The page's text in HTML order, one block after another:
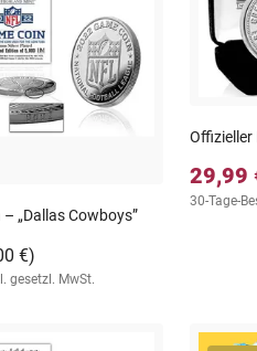
„Dallas Cowboys”
€)
gesetzl. MwSt.
Offizieller
29,99
30-Tage-